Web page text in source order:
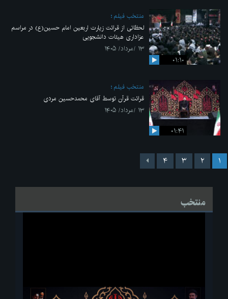
۰۱:۱۰
منتخب فیلم
لحظاتی از قرائت زیارت اربعین امام حسین(ع) در مراسم
عزاداری هیئات دانشجویی
۱۳ /مرداد/ ۱۴۰۵
۰۱:۴۱
منتخب فیلم
قرائت قرآن توسط آقای محمدحسین مردی
۱۳ /مرداد/ ۱۴۰۵
۱ ۲ ۳ ۴
منتخب